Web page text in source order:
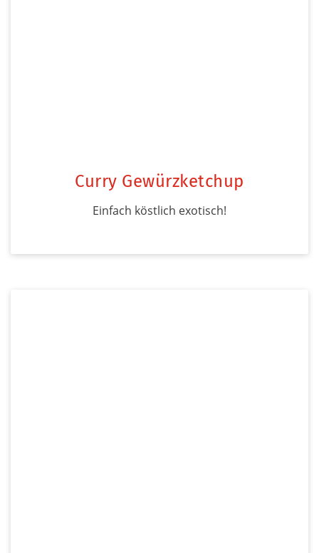
Curry Gewürzketchup
Einfach köstlich exotisch!